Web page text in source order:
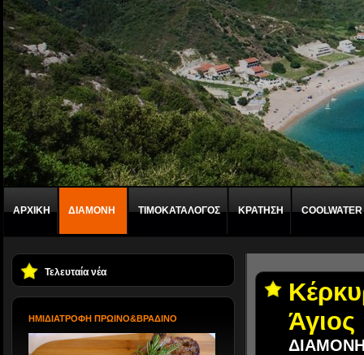
ΑΡΧΙΚΗ ΔΙΑΜΟΝΗ ΤΙΜΟΚΑΤΑΛΟΓΟΣ ΚΡΑΤΗΣΗ
Τελευταία νέα
HMIΔΙΑΤΡΟΦΗ ΠΡΩΙΝΟ&ΒΡΑΔΙΝΟ